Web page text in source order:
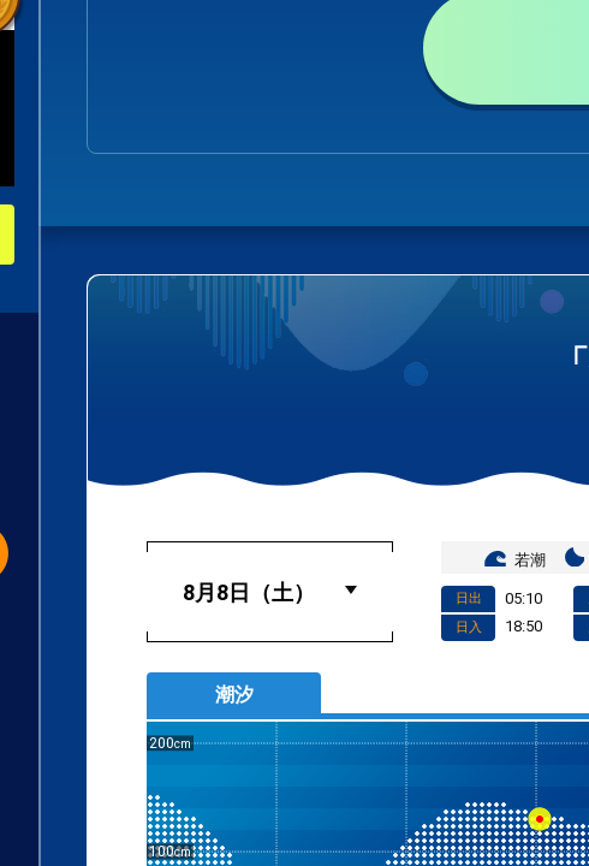
若潮
日出 05:10
日入 18:50
潮汐
200
100